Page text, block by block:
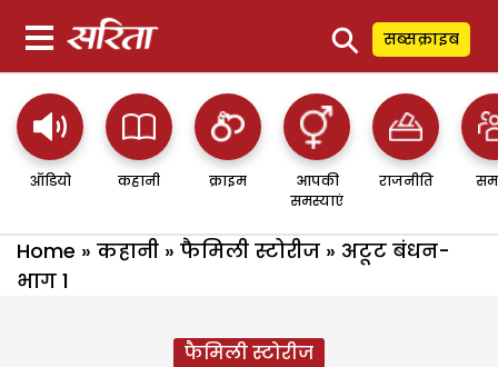
⚲ सब्सक्राइब
ऑडियो कहानी क्राइम
आपकी
समस्याएं
राजनीति
Home » कहानी » फैमिली स्टोरीज » अटूट बंधन-
भाग 1
फैमिली स्टोरीज